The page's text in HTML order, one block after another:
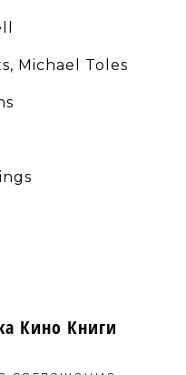
Michael Toles
Кино Книги